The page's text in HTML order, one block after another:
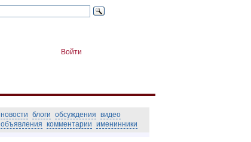
Войти
новости блоги обсуждения видео
объявления комментарии именинники